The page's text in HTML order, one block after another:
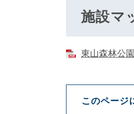
施設マ
東山森林公
このページ